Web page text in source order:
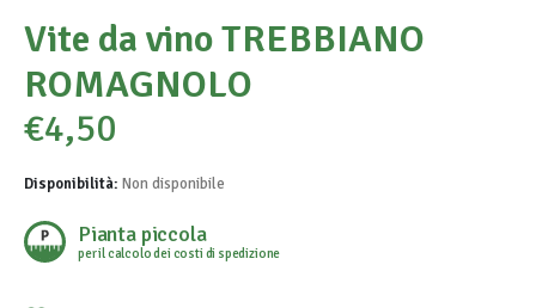
Vite da vino TREBBIANO
ROMAGNOLO
€4,50
Disponibilità: Non disponibile
Pianta piccola
per il calcolo dei costi di spedizione